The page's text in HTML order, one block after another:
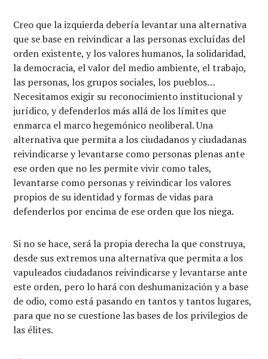
Creo que la izquierda debería levantar una alternativa
que se base en reivindicar a las personas excluídas del
orden existente, y los valores humanos, la solidaridad,
la democracia, el valor del medio ambiente, el trabajo,
las personas, los grupos sociales, los pueblos…
Necesitamos exigir su reconocimiento institucional y
jurídico, y defenderlos más allá de los límites que
enmarca el marco hegemónico neoliberal. Una
alternativa que permita a los ciudadanos y ciudadanas
reivindicarse y levantarse como personas plenas ante
ese orden que no les permite vivir como tales,
levantarse como personas y reivindicar los valores
propios de su identidad y formas de vidas para
defenderlos por encima de ese orden que los niega.
Si no se hace, será la propia derecha la que construya,
desde sus extremos una alternativa que permita a los
vapuleados ciudadanos reivindicarse y levantarse ante
este orden, pero lo hará con deshumanización y a base
de odio, como está pasando en tantos y tantos lugares,
para que no se cuestione las bases de los privilegios de
las élites.